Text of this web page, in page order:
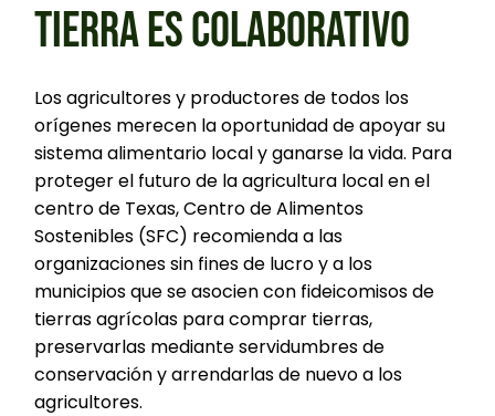
TIERRA ES COLABORATIVO
Los agricultores y productores de todos los
orígenes merecen la oportunidad de apoyar su
sistema alimentario local y ganarse la vida. Para
proteger el futuro de la agricultura local en el
centro de Texas, Centro de Alimentos
Sostenibles (SFC) recomienda a las
organizaciones sin fines de lucro y a los
municipios que se asocien con fideicomisos de
tierras agrícolas para comprar tierras,
preservarlas mediante servidumbres de
conservación y arrendarlas de nuevo a los
agricultores.